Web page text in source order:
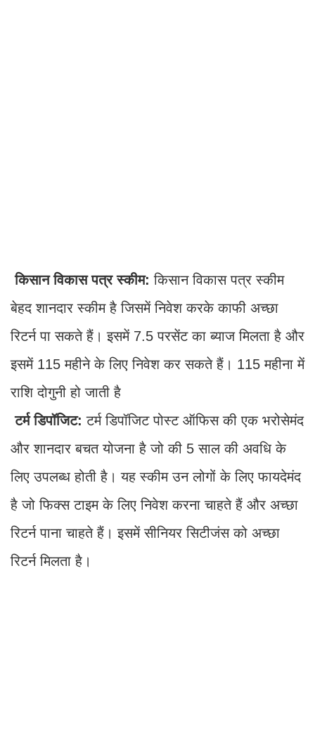
किसान विकास पत्र स्कीम:किसान विकास पत्र स्कीम
बेहद शानदार स्कीम है जिसमें निवेश करके काफी अच्छा
रिटर्न पा सकते हैं। इसमें 7.5 परसेंट का ब्याज मिलता है और
इसमें 115 महीने के लिए निवेश कर सकते हैं। 115 महीना में
राशि दोगुनी हो जाती है
टर्म डिपॉजिट:टर्म डिपॉजिट पोस्ट ऑफिस की एक भरोसेमंद
और शानदार बचत योजना है जो की 5 साल की अवधि के
लिए उपलब्ध होती है। यह स्कीम उन लोगों के लिए फायदेमंद
है जो फिक्स टाइम के लिए निवेश करना चाहते हैं और अच्छा
रिटर्न पाना चाहते हैं। इसमें सीनियर सिटीजंस को अच्छा
रिटर्न मिलता है।